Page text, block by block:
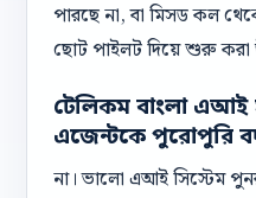
পারছে না, বা মিসড কল
ছোট পাইলট দিয়ে শুরু করা
টেলিকম বাংলা এআই
এজেন্টকে পুরোপুরি
না। ভালো এআই সিস্টেম